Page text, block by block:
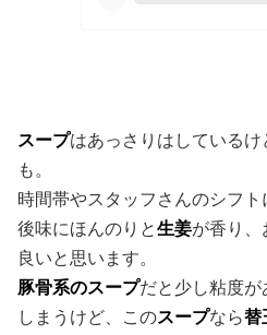
スープはあっさりはしている
も。
時間帯やスタッフさんのシフト
後味にほんのりと生姜が香り、
良いと思います。
豚骨系のスープだと少し粘度が
しまうけど、このスープなら替